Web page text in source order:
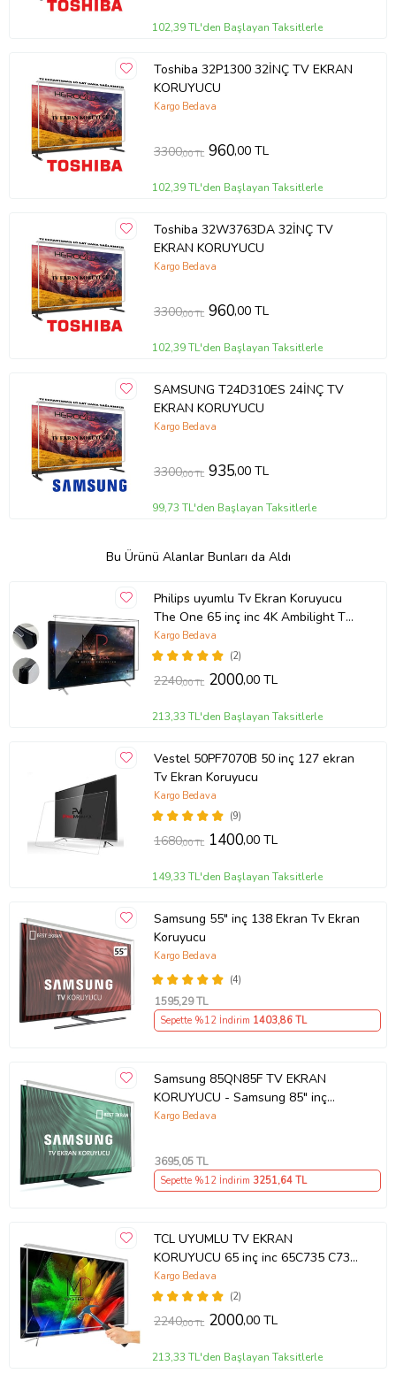
102,39 TL'den Başlayan Taksitlerle
Toshiba 32P1300 32İNÇ TV EKRAN
KORUYUCU
Kargo Bedava
3300,00 TL 960,00 TL
102,39 TL'den Başlayan Taksitlerle
Toshiba 32W3763DA 32İNÇ TV
EKRAN KORUYUCU
Kargo Bedava
3300,00 TL 960,00 TL
102,39 TL'den Başlayan Taksitlerle
SAMSUNG T24D310ES 24İNÇ TV
EKRAN KORUYUCU
Kargo Bedava
3300,00 TL 935,00 TL
99,73 TL'den Başlayan Taksitlerle
Bu Ürünü Alanlar Bunları da Aldı
Philips uyumlu Tv Ekran Koruyucu
The One 65 inç inc 4K Ambilight TV
65PUS8808/12
(2)
Kargo Bedava
2240,00 TL 2000,00 TL
213,33 TL'den Başlayan Taksitlerle
Vestel 50PF7070B 50 inç 127 ekran
Tv Ekran Koruyucu
(9)
Kargo Bedava
1680,00 TL 1400,00 TL
149,33 TL'den Başlayan Taksitlerle
Samsung 55" inç 138 Ekran Tv Ekran
Koruyucu
(4)
Kargo Bedava
1595,29 TL
Sepette %12 İndirim 1403,86 TL
Samsung 85QN85F TV EKRAN
KORUYUCU - Samsung 85" inç
214cm 216 Ekran Tv ekran Koruyucu
Kargo Bedava
3695,05 TL
Sepette %12 İndirim 3251,64 TL
TCL UYUMLU TV EKRAN
KORUYUCU 65 inç inc 65C735 C735
TCL QLED 4K TV
(2)
Kargo Bedava
2240,00 TL 2000,00 TL
213,33 TL'den Başlayan Taksitlerle